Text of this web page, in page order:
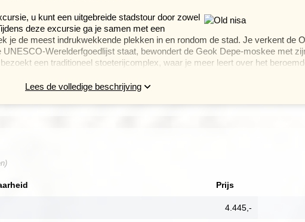
u kunt een uitgebreide stadstour door zowel
deze excursie ga je samen met een
je de meest indrukwekkende plekken in en rondom de stad. Je verkent de
Werelderfgoedlijst staat, bewondert de Geok Depe-moskee met
een traditioneel stoeterijcomplex, waar je meer leert over het
archeologische vindplaatsen en UNESCO-Werelderfgoed. Ooit een
Gyaur Kala, de forten Big en Little Kyz-Kala en het imposante 12e-eeuwse
tijd het toelaat, bezoek je ook het Regionaal Museum van Mary of de
je terug naar Ashgabat.
over de hete zandwoestijn Karakum (‘zwart zand’) naar Tashauz.
Lees de volledige beschrijving
Prijs
4.445,-